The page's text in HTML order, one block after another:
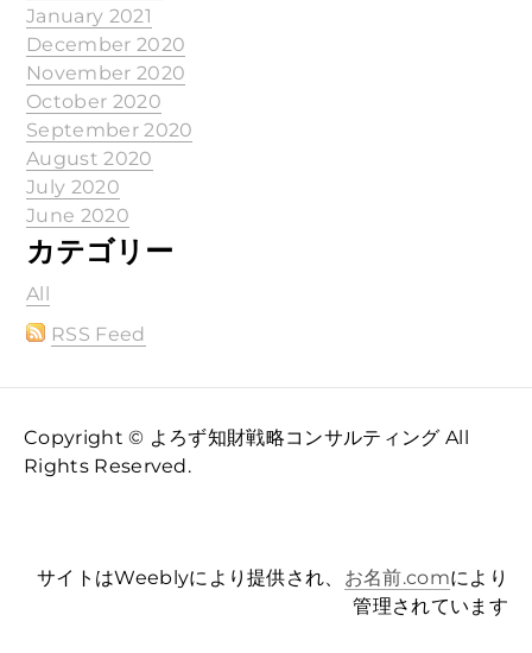
January 2021
December 2020
November 2020
October 2020
September 2020
August 2020
July 2020
June 2020
カテゴリー
All
RSS Feed
Copyright © よろず知財戦略コンサルティング All
Rights Reserved.
サイトはWeeblyにより提供され、 お名前.comにより
管理されています